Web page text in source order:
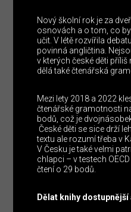
Nový školní rok je za
osnovách a o tom, co
učit. V létě rozvířila
povinná angličtina.
v kterých české děti
dělá také čtenářská
Mezi lety 2018 a 2022
čtenářské gramotnosti
bodů, což je
České děti se sice drží
textu ale rozumí třeba v
V Česku je také velmi
chlapci – v testech
čtení o 29 bodů.
Dělat knihy dostupnější